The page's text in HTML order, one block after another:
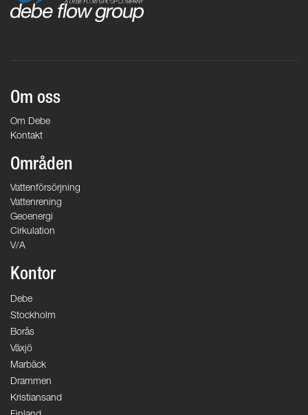
Om oss
Om Debe
Kontakt
Områden
Vattenförsörjning
Vattenrening
Geoenergi
Cirkulation
V/A
Kontor
Debe
Stockholm
Borås
Växjö
Marbäck
Drammen
Kristiansand